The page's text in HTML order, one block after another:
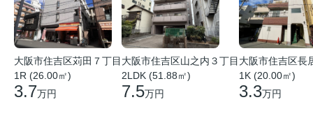
大阪市住吉区苅田７丁目
1R (26.00㎡)
3.7万円
大阪市住吉区山之内３丁目
2LDK (51.88㎡)
7.5万円
大阪市住吉区長
1K (20.00㎡)
3.3万円